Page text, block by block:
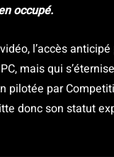
occupé.
l’accès
mais qui
pilotée par
donc son statut